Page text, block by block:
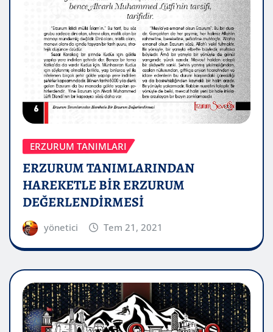
ERZURUM TANIMLARI
ERZURUM TANIMLARINDAN
HAREKETLE BİR ERZURUM
DEĞERLENDİRMESİ
yönetici Tem 21, 2021